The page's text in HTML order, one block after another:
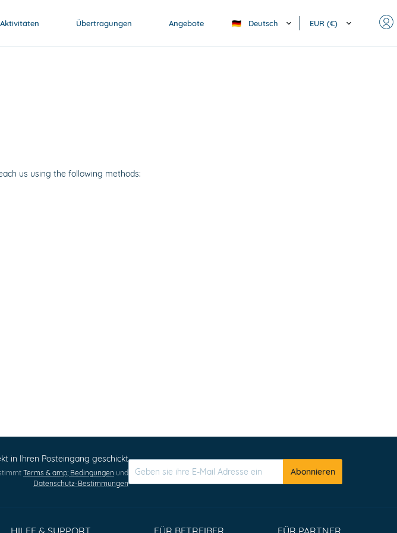
Aktivitäten Übertragungen Angebote 🇩🇪 Deutsch EUR (€)
us using the following methods:
in Ihren Posteingang geschickt
Terms & amp; Bedingungen und
Datenschutz-Bestimmungen
Abonnieren
HILFE & SUPPORT FÜR BETREIBER FÜR PARTNER